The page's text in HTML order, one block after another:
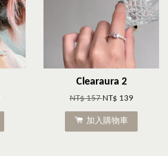
Clearaura 2
NT$ 157NT$ 139
加入購物車